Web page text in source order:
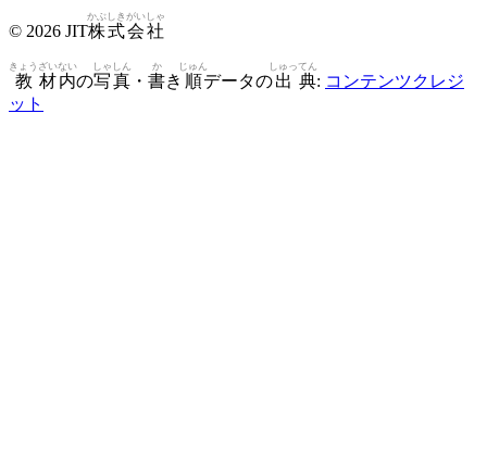
© 2026 JIT株
かぶ
式
しき
会
がい
社
しゃ
教
きょう
材
ざい
内
ない
の写
しゃ
真
しん
・ 書
か
き 順
じゅん
データの出
しゅっ
典
てん
: コンテンツクレジ
ット